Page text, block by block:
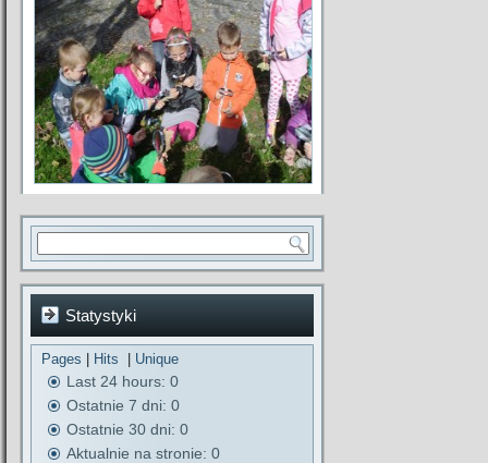
Statystyki
Pages Hits Unique
Last 24 hours: 0
Ostatnie 7 dni: 0
Ostatnie 30 dni: 0
Aktualnie na stronie: 0